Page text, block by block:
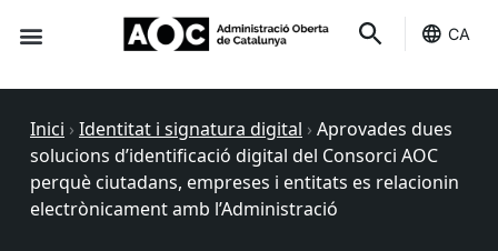
CA
Inici › Identitat i signatura digital › Aprovades dues
solucions d’identificació digital del Consorci AOC
perquè ciutadans, empreses i entitats es relacionin
electrònicament amb l’Administració